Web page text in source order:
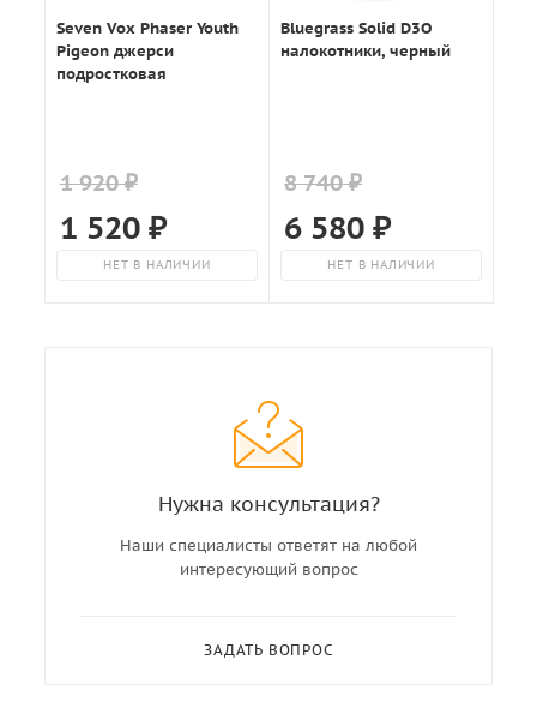
Seven Vox Phaser Youth
Pigeon джерси
подростковая
1 920 ₽
1 520₽
НЕТ В НАЛИЧИИ
Bluegrass Solid D3O
налокотники, черный
8 740 ₽
6 580 ₽
НЕТ В НАЛИЧИИ
Нужна консультация?
Наши специалисты ответят на любой
интересующий вопрос
ЗАДАТЬ ВОПРОС